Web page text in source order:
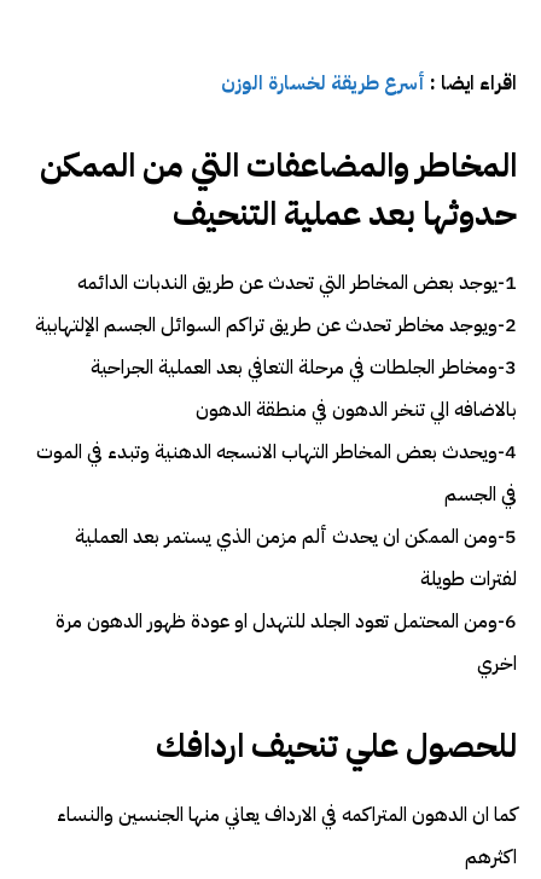
اقراء ايضا : أسرع طريقة لخسارة الوزن
المخاطر والمضاعفات التي من الممكن
حدوثها بعد عملية التنحيف
1-يوجد بعض المخاطر التي تحدث عن طريق الندبات الدائمه
2-ويوجد مخاطر تحدث عن طريق تراكم السوائل الجسم الإلتهابية
3-ومخاطر الجلطات في مرحلة التعافي بعد العملية الجراحية
بالاضافه الي تنخر الدهون في منطقة الدهون
4-ويحدث بعض المخاطر التهاب الانسجه الدهنية وتبدء في الموت
في الجسم
5-ومن الممكن ان يحدث ألم مزمن الذي يستمر بعد العملية
لفترات طويلة
6-ومن المحتمل تعود الجلد للتهدل او عودة ظهور الدهون مرة
اخري
للحصول علي تنحيف اردافك
كما ان الدهون المتراكمه في الارداف يعاني منها الجنسين والنساء
اكثرهم